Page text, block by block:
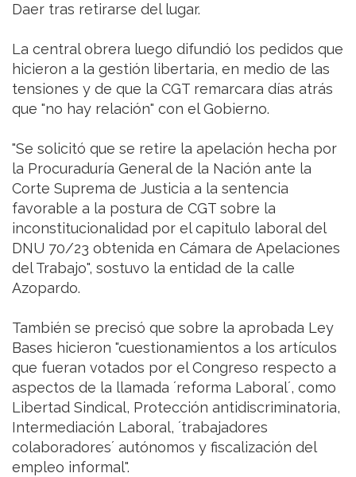
Daer tras retirarse del lugar.
La central obrera luego difundió los pedidos que
hicieron a la gestión libertaria, en medio de las
tensiones y de que la CGT remarcara días atrás
que "no hay relación" con el Gobierno.
"Se solicitó que se retire la apelación hecha por
la Procuraduría General de la Nación ante la
Corte Suprema de Justicia a la sentencia
favorable a la postura de CGT sobre la
inconstitucionalidad por el capitulo laboral del
DNU 70/23 obtenida en Cámara de Apelaciones
del Trabajo", sostuvo la entidad de la calle
Azopardo.
También se precisó que sobre la aprobada Ley
Bases hicieron "cuestionamientos a los artículos
que fueran votados por el Congreso respecto a
aspectos de la llamada ´reforma Laboral´, como
Libertad Sindical, Protección antidiscriminatoria,
Intermediación Laboral, ´trabajadores
colaboradores´ autónomos y fiscalización del
empleo informal".